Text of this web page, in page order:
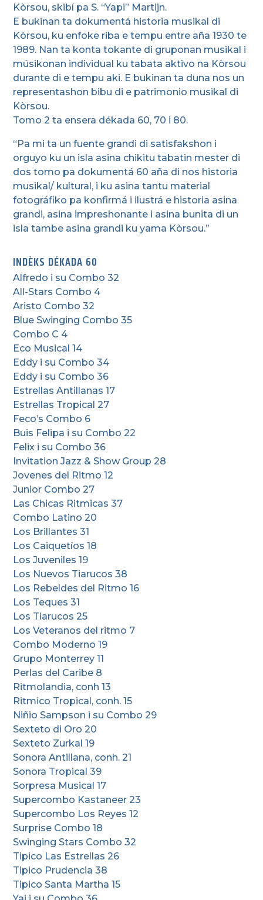
Kòrsou, skibí pa S. “Yapi” Martijn.
E bukinan ta dokumentá historia musikal di
Kòrsou, ku enfoke riba e tempu entre aña 1930 te
1989. Nan ta konta tokante di gruponan musikal i
músikonan individual ku tabata aktivo na Kòrsou
durante di e tempu aki. E bukinan ta duna nos un
representashon bibu di e patrimonio musikal di
Kòrsou.
Tomo 2 ta ensera dékada 60, 70 i 80.
“Pa mi ta un fuente grandi di satisfakshon i
orguyo ku un isla asina chikitu tabatin mester di
dos tomo pa dokumentá 60 aña di nos historia
musikal/ kultural, i ku asina tantu material
fotográfiko pa konfirmá i ilustrá e historia asina
grandi, asina impreshonante i asina bunita di un
isla tambe asina grandi ku yama Kòrsou.”
INDÈKS DÉKADA 60
Alfredo i su Combo 32
All-Stars Combo 4
Aristo Combo 32
Blue Swinging Combo 35
Combo C 4
Eco Musical 14
Eddy i su Combo 34
Eddy i su Combo 36
Estrellas Antillanas 17
Estrellas Tropical 27
Feco’s Combo 6
Buis Felipa i su Combo 22
Felix i su Combo 36
Invitation Jazz & Show Group 28
Jovenes del Ritmo 12
Junior Combo 27
Las Chicas Ritmicas 37
Combo Latino 20
Los Brillantes 31
Los Caiquetíos 18
Los Juveniles 19
Los Nuevos Tiarucos 38
Los Rebeldes del Ritmo 16
Los Teques 31
Los Tiarucos 25
Los Veteranos del ritmo 7
Combo Moderno 19
Grupo Monterrey 11
Perlas del Caribe 8
Ritmolandia, conh 13
Ritmico Tropical, conh. 15
Niñio Sampson i su Combo 29
Sexteto di Oro 20
Sexteto Zurkal 19
Sonora Antillana, conh. 21
Sonora Tropical 39
Sorpresa Musical 17
Supercombo Kastaneer 23
Supercombo Los Reyes 12
Surprise Combo 18
Swinging Stars Combo 32
Tipico Las Estrellas 26
Tipico Prudencia 38
Tipico Santa Martha 15